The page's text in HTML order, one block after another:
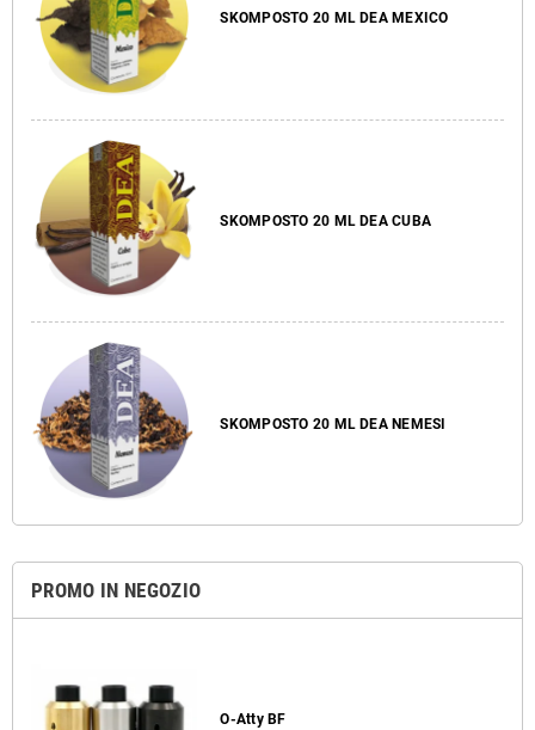
SKOMPOSTO 20 ML DEA MEXICO
SKOMPOSTO 20 ML DEA CUBA
SKOMPOSTO 20 ML DEA NEMESI
PROMO IN NEGOZIO
O-Atty BF